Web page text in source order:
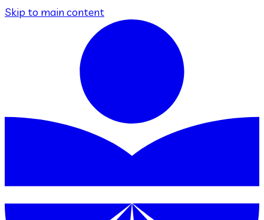
Skip to main content